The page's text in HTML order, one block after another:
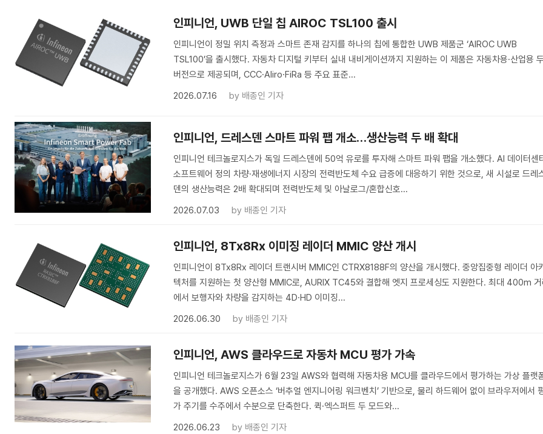
인피니언, UWB 단일 칩 AIROC TSL100 출시
인피니언이 정밀 위치 측정과 스마트 존재 감지를 하나의 칩에 통합한 UWB 제품군 ‘AIROC UWB
TSL100’을 출시했다. 자동차 디지털 키부터 실내 내비게이션까지 지원하는 이 제품은 자동차용·산업용
버전으로 제공되며, CCC·Aliro·FiRa 등 주요 표준...
2026.07.16
by 배종인 기자
인피니언, 드레스덴 스마트 파워 팹 개소…생산능력 두 배 확대
인피니언 테크놀로지스가 독일 드레스덴에 50억 유로를 투자해 스마트 파워 팹을 개소했다. AI 데이터센
소프트웨어 정의 차량·재생에너지 시장의 전력반도체 수요 급증에 대응하기 위한 것으로, 새 시설로 드레
덴의 생산능력은 2배 확대되며 전력반도체 및 아날로그/혼합신호...
2026.07.03
by 배종인 기자
인피니언, 8Tx8Rx 이미징 레이더 MMIC 양산 개시
인피니언이 8Tx8Rx 레이더 트랜시버 MMIC인 CTRX8188F의 양산을 개시했다. 중앙집중형 레이더 아
텍처를 지원하는 첫 양산형 MMIC로, AURIX TC45와 결합해 엣지 프로세싱도 지원한다. 최대 400m
에서 보행자와 차량을 감지하는 4D·HD 이미징...
2026.06.30
by 배종인 기자
인피니언, AWS 클라우드로 자동차 MCU 평가 가속
인피니언 테크놀로지스가 6월 23일 AWS와 협력해 자동차용 MCU를 클라우드에서 평가하는 가상 플랫
을 공개했다. AWS 오픈소스 ‘버추얼 엔지니어링 워크벤치’ 기반으로, 물리 하드웨어 없이 브라우저에서
가 주기를 수주에서 수분으로 단축한다. 퀵·엑스퍼트 두 모드와...
2026.06.23
by 배종인 기자